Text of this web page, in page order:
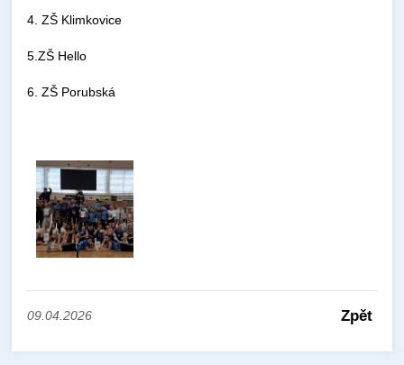
4. ZŠ Klimkovice
5.ZŠ Hello
6. ZŠ Porubská
09.04.2026 Zpět